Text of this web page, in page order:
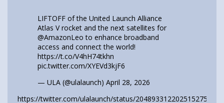
LIFTOFF of the United Launch Alliance
Atlas V rocket and the next satellites for
@AmazonLeo to enhance broadband
access and connect the world!
https://t.co/V4hH74tkhn
pic.twitter.com/XYEVd3kjF6
— ULA (@ulalaunch) April 28, 2026
https://twitter.com/ulalaunch/status/2048933122025152750